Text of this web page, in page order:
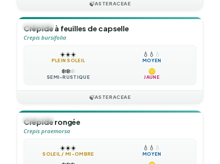
🍃ASTERACEAE
🪴VIVACE
Crépide à feuilles de capselle
Crepis bursifolia
☀️☀️☀️
PLEIN SOLEIL
💧 💧 💧
MOYEN
❄️❄️❄️
SEMI-RUSTIQUE JAUNE
🍃ASTERACEAE
🪴VIVACE
Crépide rongée
Crepis praemorsa
☀️☀️☀️
SOLEIL / MI-OMBRE
💧 💧 💧
MOYEN